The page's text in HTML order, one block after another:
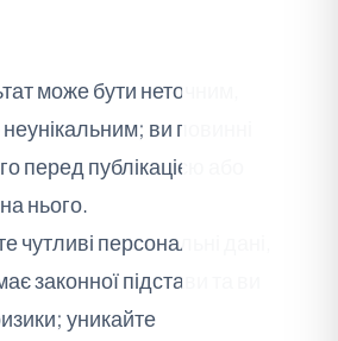
може бути неточним,
ви повинні
перед публікацією або
нього.
чутливі персональні дані,
законної підстави та ви
уникайте